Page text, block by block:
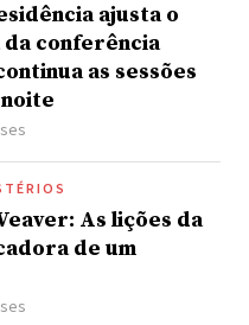
ajusta o
conferência
as sessões
As lições da
de um